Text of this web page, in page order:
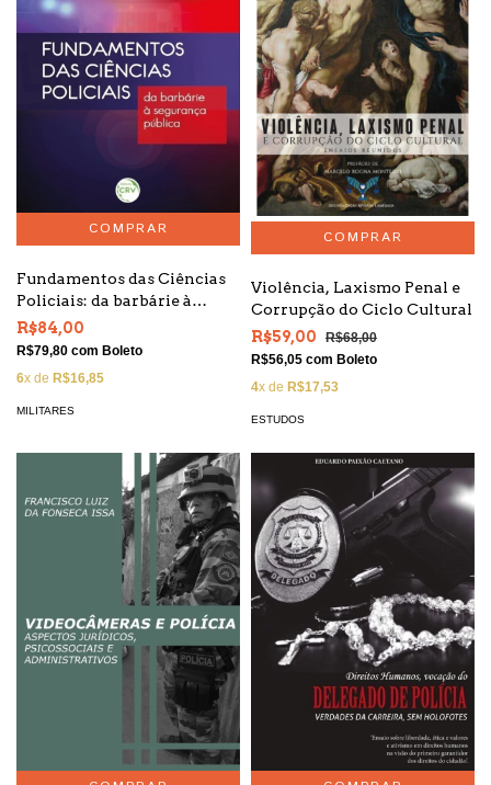
Fundamentos das Ciências
Policiais: da barbárie à
segurança pública
R$84,00
R$79,80 com Boleto
6x de R$16,85
MILITARES
Violência, Laxismo Penal e
Corrupção do Ciclo Cultural
R$59,00
R$68,00
R$56,05 com Boleto
4x de R$17,53
ESTUDOS